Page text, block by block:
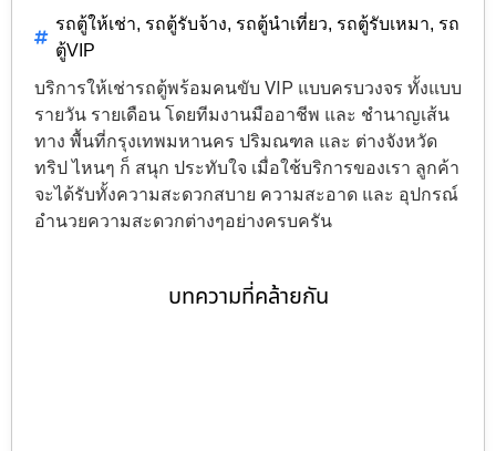
รถตู้ให้เช่า, รถตู้รับจ้าง, รถตู้นำเที่ยว, รถตู้รับเหมา, รถ
ตู้VIP
บริการให้เช่ารถตู้พร้อมคนขับ VIP แบบครบวงจร ทั้งแบบ
รายวัน รายเดือน โดยทีมงานมืออาชีพ และ ชำนาญเส้น
ทาง พื้นที่กรุงเทพมหานคร ปริมณฑล และ ต่างจังหวัด
ทริป ไหนๆ ก็ สนุก ประทับใจ เมื่อใช้บริการของเรา ลูกค้า
จะได้รับทั้งความสะดวกสบาย ความสะอาด และ อุปกรณ์
อำนวยความสะดวกต่างๆอย่างครบครัน
บทความที่คล้ายกัน